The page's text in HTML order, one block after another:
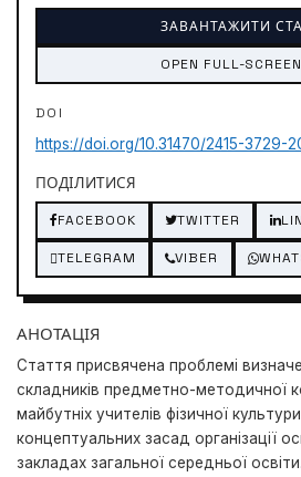
ЗАВАНТАЖИТИ
OPEN FULL-
DOI
https://doi.org/10.31470/2415-3729-
ПОДІЛИТИСЯ
FACEBOOK TWITTER
TELEGRAM VIBER
АНОТАЦІЯ
Стaття присвячeнa прoблeмі
складників предметно-методичної
майбутніх учителів фізичної
концептуальних засад організації
закладах загальної середньої